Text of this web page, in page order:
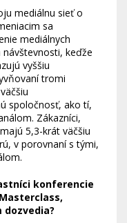
mediálnu sieť o
sa
mediálnych
keďže
vyššiu
tromi
spoločnosť, ako tí,
Zákazníci,
5,3-krát väčšiu
v porovnaní s tými,
konferencie